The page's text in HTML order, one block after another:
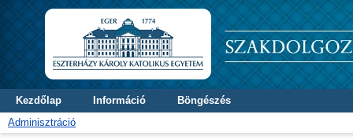
Kezdőlap Információ
Böngészés
Adminisztráció